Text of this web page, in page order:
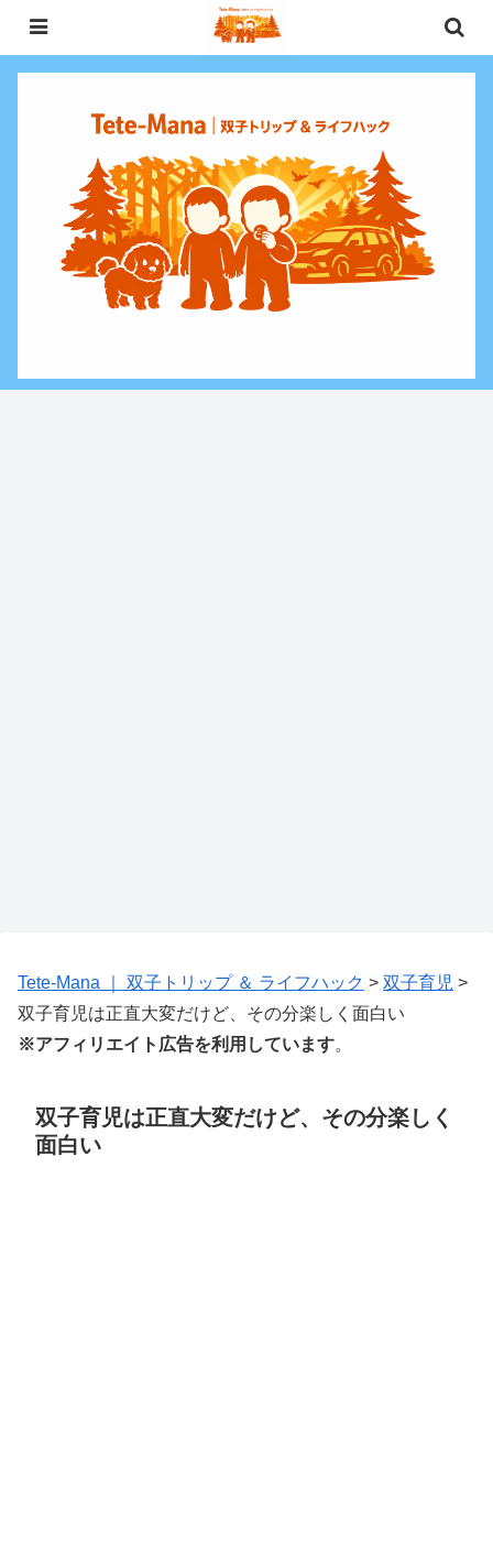
0歳〜未就学児（3歳）双子との週末お出かけ・子連れ旅行情報と、暮らしに役
立つお金・ライフハックをお届けする双子ファミリーブログ。
Tete-Mana ｜ 双子トリップ ＆ ライフハック > 双子育児 >
双子育児は正直大変だけど、その分楽しく面白い
※アフィリエイト広告を利用しています。
双子育児は正直大変だけど、その分楽しく
面白い